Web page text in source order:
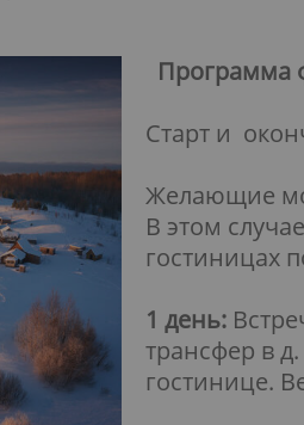
Программа
Старт и
Желающие
В этом
гостиницах
1 день:
трансфер в
гостинице.